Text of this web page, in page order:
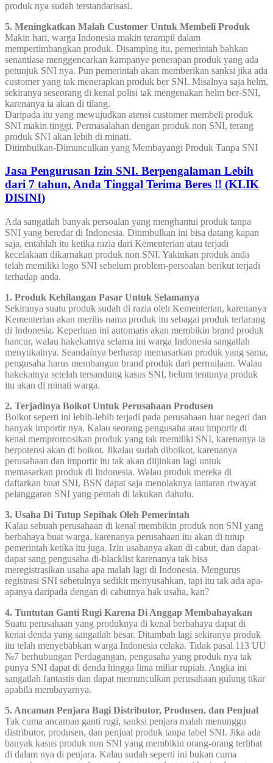
produk nya sudah terstandarisasi.
5. Meningkatkan Malah Customer Untuk Membeli Produk
Makin hari, warga Indonesia makin terampil dalam
mempertimbangkan produk. Disamping itu, pemerintah bahkan
senantiasa menggencarkan kampanye penerapan produk yang ada
petunjuk SNI nya. Pun pemerintah akan memberikan sanksi jika ada
customer yang tak menerapkan produk ber SNI. Misalnya saja helm,
sekiranya seseorang di kenal polisi tak mengenakan helm ber-SNI,
karenanya ia akan di tilang.
Daripada itu yang mewujudkan atensi customer membeli produk
SNI makin tinggi. Permasalahan dengan produk non SNI, terang
produk SNI akan lebih di minati.
Ditimbulkan-Dimunculkan yang Membayangi Produk Tanpa SNI
Jasa Pengurusan Izin SNI. Berpengalaman Lebih
dari 7 tahun, Anda Tinggal Terima Beres !! (KLIK
DISINI)
Ada sangatlah banyak persoalan yang menghantui produk tanpa
SNI yang beredar di Indonesia. Ditimbulkan ini bisa datang kapan
saja, entahlah itu ketika razia dari Kementerian atau terjadi
kecelakaan dikarnakan produk non SNI. Yakinkan produk anda
telah memiliki logo SNI sebelum problem-persoalan berikut terjadi
terhadap anda.
1. Produk Kehilangan Pasar Untuk Selamanya
Sekiranya suatu produk sudah di razia oleh Kementerian, karenanya
Kementerian akan merilis nama produk itu sebagai produk terlarang
di Indonesia. Keperluan ini automatis akan membikin brand produk
hancur, walau hakekatnya selama ini warga Indonesia sangatlah
menyukainya. Seandainya berharap memasarkan produk yang sama,
pengusaha harus membangun brand produk dari permulaan. Walau
hakekatnya setelah tersandung kasus SNI, belum tentunya produk
itu akan di minati warga.
2. Terjadinya Boikot Untuk Perusahaan Produsen
Boikot seperti ini lebih-lebih terjadi pada perusahaan luar negeri dan
banyak importir nya. Kalau seorang pengusaha atau importir di
kenal mempromosikan produk yang tak memiliki SNI, karenanya ia
berpotensi akan di boikot. Jikalau sudah diboikot, karenanya
perusahaan dan importir itu tak akan diijinkan lagi untuk
memasarkan produk di Indonesia. Walau produk mereka di
daftarkan buat SNI, BSN dapat saja menolaknya lantaran riwayat
pelanggaran SNI yang pernah di lakukan dahulu.
3. Usaha Di Tutup Sepihak Oleh Pemerintah
Kalau sebuah perusahaan di kenal membikin produk non SNI yang
berbahaya buat warga, karenanya perusahaan itu akan di tutup
pemerintah ketika itu juga. Izin usahanya akan di cabut, dan dapat-
dapat sang pengusaha di-blacklist karenanya tak bisa
meregistrasikan usaha apa malah lagi di Indonesia. Mengurus
registrasi SNI sebetulnya sedikit menyusahkan, tapi itu tak ada apa-
apanya daripada dengan di cabutnya hak usaha, kan?
4. Tuntutan Ganti Rugi Karena Di Anggap Membahayakan
Suatu perusahaan yang produknya di kenal berbahaya dapat di
kenai denda yang sangatlah besar. Ditambah lagi sekiranya produk
itu telah menyebabkan warga Indonesia celaka. Tidak pasal 113 UU
№7 berhubungan Perdagangan, pengusaha yang produk nya tak
punya SNI dapat di denda hingga lima miliar rupiah. Angka ini
sangatlah fantastis dan dapat memunculkan perusahaan gulung tikar
apabila membayarnya.
5. Ancaman Penjara Bagi Distributor, Produsen, dan Penjual
Tak cuma ancaman ganti rugi, sanksi penjara malah menunggu
distributor, produsen, dan penjual produk tanpa label SNI. Jika ada
banyak kasus produk non SNI yang membikin orang-orang terlibat
di dalam nya di penjara. Kalau sudah seperti ini bukan cuma